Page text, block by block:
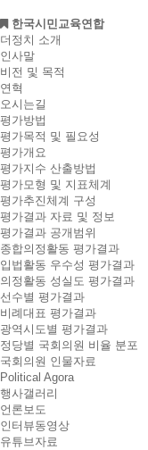
한국시민교육연합
더정치 소개
인사말
비전 및 목적
연혁
오시는길
평가방법
평가목적 및 필요성
평가개요
평가지수 산출방법
평가모형 및 지표체계
평가추진체계 구성
평가결과 자료 및 정보
평가결과 공개범위
종합의정활동 평가결과
입법활동 우수성 평가결과
의정활동 성실도 평가결과
선수별 평가결과
비례대표 평가결과
광역시도별 평가결과
정당별 국회의원 비율 분포
국회의원 인물자료
Political Agora
행사갤러리
언론보도
인터뷰동영상
유튜브자료